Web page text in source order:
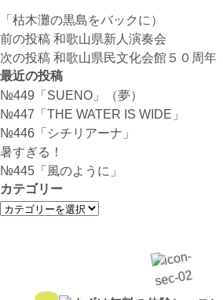
「枯木灘の黒島をバックに）
投
稿
ナ
ビ
ゲ
ー
シ
ョ
ン
前の投稿 和歌山県新人演奏会
次の投稿 和歌山県民文化会館５０周年
最近の投稿
№449「SUENO」（夢）
№447「THE WATER IS WIDE」
№446「シチリアーナ」
暑すぎる！
№445「風のように」
カテゴリー
カ